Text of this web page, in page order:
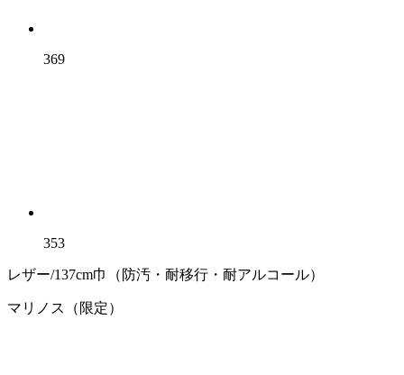
369
353
レザー/137cm巾（防汚・耐移行・耐アルコール）
マリノス（限定）